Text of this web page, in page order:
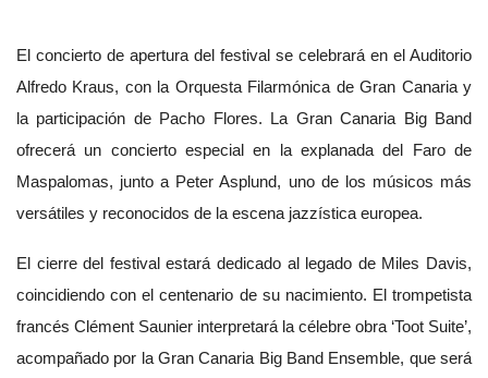
El concierto de apertura del festival se celebrará en el Auditorio
Alfredo Kraus, con la Orquesta Filarmónica de Gran Canaria y
la participación de Pacho Flores. La Gran Canaria Big Band
ofrecerá un concierto especial en la explanada del Faro de
Maspalomas, junto a Peter Asplund, uno de los músicos más
versátiles y reconocidos de la escena jazzística europea.
El cierre del festival estará dedicado al legado de Miles Davis,
coincidiendo con el centenario de su nacimiento. El trompetista
francés Clément Saunier interpretará la célebre obra ‘Toot Suite’,
acompañado por la Gran Canaria Big Band Ensemble, que será